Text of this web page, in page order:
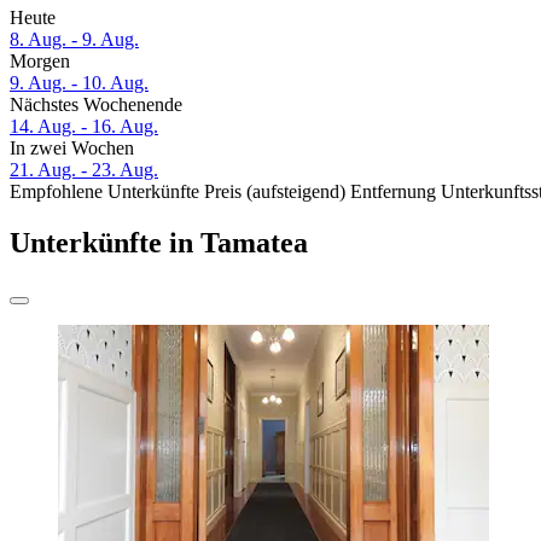
Heute
8. Aug. - 9. Aug.
Morgen
9. Aug. - 10. Aug.
Nächstes Wochenende
14. Aug. - 16. Aug.
In zwei Wochen
21. Aug. - 23. Aug.
Empfohlene Unterkünfte Preis (aufsteigend) Entfernung
Unterkünfte in Tamatea